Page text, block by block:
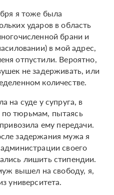
я тоже была
ударов в область
брани и
в мой адрес,
отпустили. Вероятно,
не задерживать, или
количестве.
на суде у супруга, в
тюрьмам, пытаясь
ему передачи.
задержания мужа я
своего
лишить стипендии.
вышел на свободу, я,
университета.